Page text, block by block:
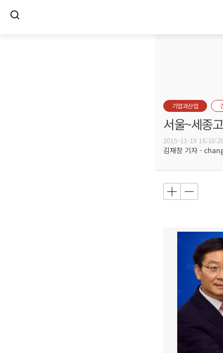
기업과산업
서울~세종
2015-11-19
김재창 기자 -